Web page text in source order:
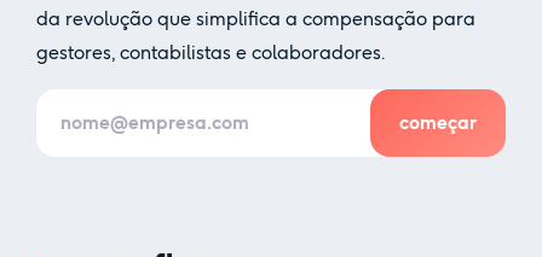
da revolução que simplifica a compensação para
gestores, contabilistas e colaboradores.